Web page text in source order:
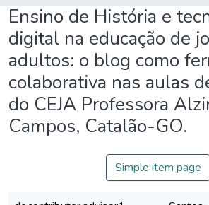
Ensino de História e
digital na educação de
adultos: o blog como
colaborativa nas aulas
do CEJA Professora
Campos, Catalão-GO.
Simple item page